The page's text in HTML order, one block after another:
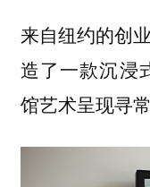
来自纽约的创
造了一款沉浸
馆艺术呈现寻